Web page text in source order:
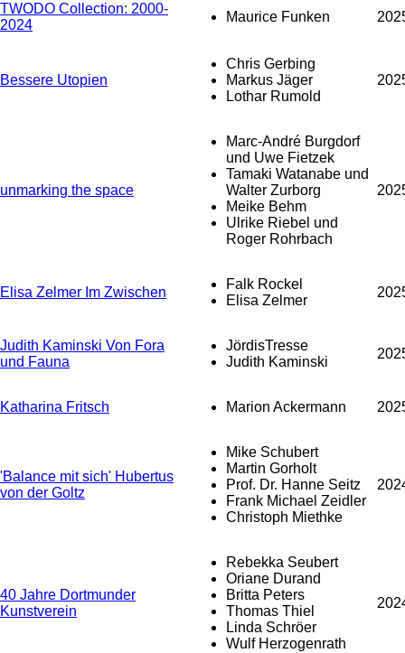
TWODO Collection: 2000-
2024
Maurice Funken
Bessere Utopien
Chris Gerbing
Markus Jäger
Lothar Rumold
unmarking the space
Marc-André Burgdorf
und Uwe Fietzek
Tamaki Watanabe und
Walter Zurborg
Meike Behm
Ulrike Riebel und
Roger Rohrbach
Elisa Zelmer Im Zwischen
Falk Rockel
Elisa Zelmer
Judith Kaminski Von Fora
und Fauna
JördisTresse
Judith Kaminski
Katharina Fritsch Marion Ackermann
'Balance mit sich' Hubertus
von der Goltz
Mike Schubert
Martin Gorholt
Prof. Dr. Hanne Seitz
Frank Michael Zeidler
Christoph Miethke
40 Jahre Dortmunder
Kunstverein
Rebekka Seubert
Oriane Durand
Britta Peters
Thomas Thiel
Linda Schröer
Wulf Herzogenrath